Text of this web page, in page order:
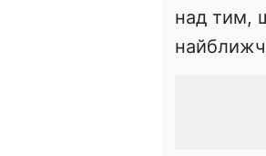
над тим,